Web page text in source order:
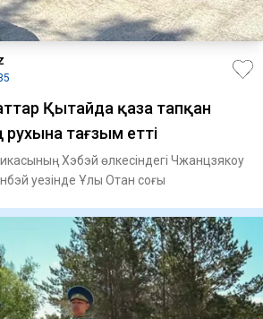
Қытайда қаза тапқан
тағзым етті
Хэбэй өлкесіндегі Чжанцзякоу
уезінде Ұлы Отан соғы